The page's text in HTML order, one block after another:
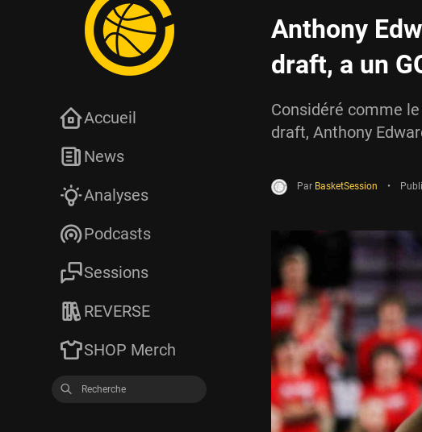
Anthony
draft, a un
Considéré comme
draft, Anthony
Par BasketSession •
Accueil
News
Analyses
Podcasts
Sessions
REVERSE
SHOP Merch